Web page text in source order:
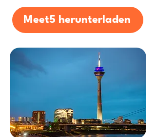
Meet5 herunterladen